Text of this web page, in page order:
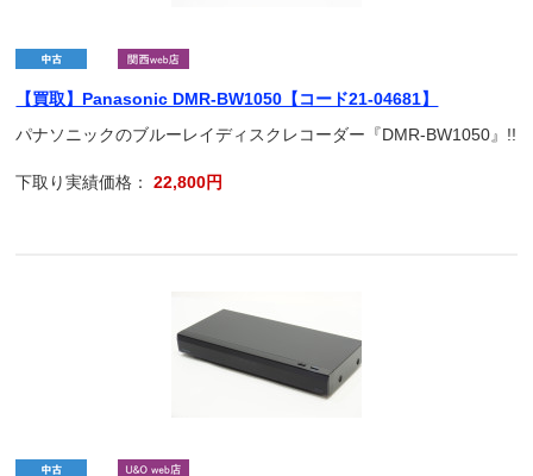
【買取】Panasonic DMR-BW1050【コード21-04681】
パナソニックのブルーレイディスクレコーダー『DMR-BW1050』!!
下取り実績価格：22,800円